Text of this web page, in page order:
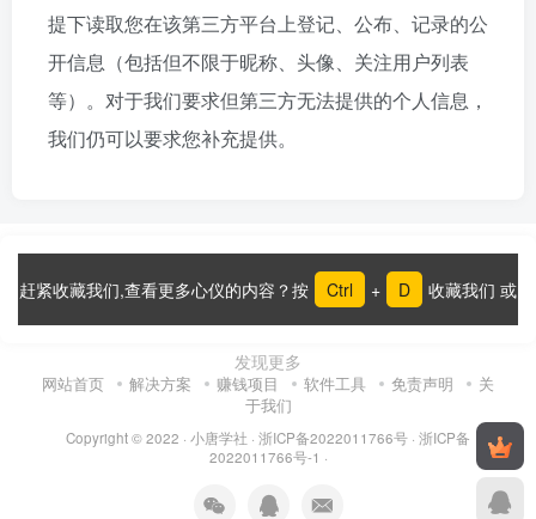
提下读取您在该第三方平台上登记、公布、记录的公
开信息（包括但不限于昵称、头像、关注用户列表
等）。对于我们要求但第三方无法提供的个人信息，
我们仍可以要求您补充提供。
赶紧收藏我们,查看更多心仪的内容？按 Ctrl + D 收藏我们 或
发现更多
网站首页 解决方案 赚钱项目 软件工具 免责声明
关
于我们
Copyright © 2022 · 小唐学社 · 浙ICP备2022011766号 · 浙ICP备
2022011766号-1 ·